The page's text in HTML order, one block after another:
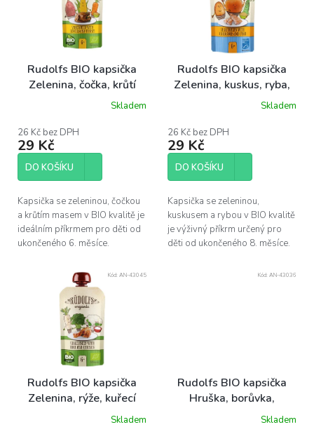
ů
Rudolfs BIO kapsička
Zelenina, čočka, krůtí
maso, 110 gSkladem
26 Kč bez DPH
29 Kč
DO KOŠÍKU
Kapsička se zeleninou, čočkou
a krůtím masem v BIO kvalitě je
ideálním příkrmem pro děti od
ukončeného 6. měsíce.
Rudolfs BIO kapsička
Zelenina, kuskus, ryba,
Skladem
26 Kč bez DPH
29 Kč
DO KOŠÍKU
Kapsička se zeleninou,
kuskusem a rybou v BIO kvalitě
je výživný příkrm určený pro
děti od ukončeného 8. měsíce.
Rudolfs BIO kapsička
Zelenina, rýže, kuřecí
maso, 110 gSkladem
Kód: AN-43045
Rudolfs BIO kapsička
Hruška, borůvka,
celozrnná ovesná kaše,
Skladem
Kód: AN-43036